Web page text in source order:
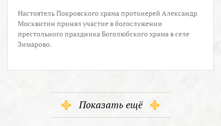
Настоятель Покровского храма протоиерей Александр
Москвитин принял участие в богослужении
престольного праздника Боголюбского храма в селе
Зимарово.
Показать ещё